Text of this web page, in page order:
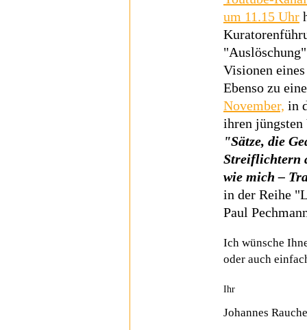
um 11.15 Uhr
Visionen
Ebenso zu
November, in
ihren
"Sätze, die
Streiflichtern
wie mich –
in der Reihe
Paul
Ich wünsche
oder auch
Ihr
Johannes